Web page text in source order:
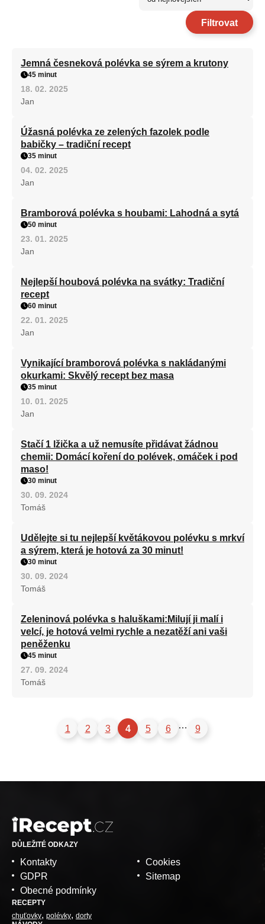
Filtrovat
Jemná česneková polévka se sýrem a krutony
45 minut
18. 02. 2025
Jan
Úžasná polévka ze zelených fazolek podle
babičky – tradiční recept
35 minut
04. 02. 2025
Jan
Bramborová polévka s houbami: Lahodná a sytá
50 minut
23. 01. 2025
Jan
Nejlepší houbová polévka na svátky: Tradiční
recept
60 minut
22. 01. 2025
Jan
Vynikající bramborová polévka s nakládanými
okurkami: Skvělý recept bez masa
35 minut
10. 01. 2025
Jan
Stačí 1 lžička a už nemusíte přidávat žádnou
chemii: Domácí koření do polévek, omáček i pod
maso!
30 minut
30. 09. 2024
Tomáš
Udělejte si tu nejlepší květákovou polévku s mrkví
a sýrem, která je hotová za 30 minut!
30 minut
30. 09. 2024
Tomáš
Zeleninová polévka s haluškami:Milují ji malí i
velcí, je hotová velmi rychle a nezatěží ani vaši
peněženku
45 minut
27. 09. 2024
Tomáš
1 2 3 4 5 6 … 9
DŮLEŽITÉ ODKAZY
Kontakty
GDPR
Obecné podmínky
Cookies
Sitemap
RECEPTY
chuťovky polévky dorty